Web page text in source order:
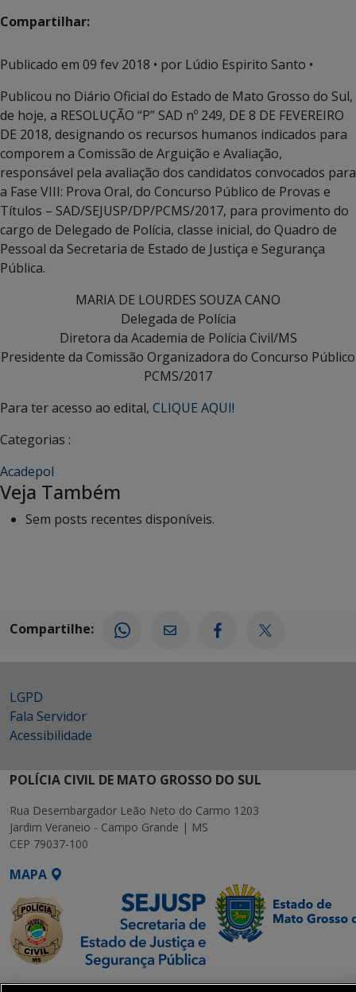
Compartilhar:
Publicado em 09 fev 2018 • por Lúdio Espirito Santo •
Publicou no Diário Oficial do Estado de Mato Grosso do Sul,
de hoje, a RESOLUÇÃO “P” SAD nº 249, DE 8 DE FEVEREIRO
DE 2018, designando os recursos humanos indicados para
comporem a Comissão de Arguição e Avaliação,
responsável pela avaliação dos candidatos convocados para
a Fase VIII: Prova Oral, do Concurso Público de Provas e
Títulos – SAD/SEJUSP/DP/PCMS/2017, para provimento do
cargo de Delegado de Polícia, classe inicial, do Quadro de
Pessoal da Secretaria de Estado de Justiça e Segurança
Pública.
MARIA DE LOURDES SOUZA CANO
Delegada de Polícia
Diretora da Academia de Polícia Civil/MS
Presidente da Comissão Organizadora do Concurso Público
PCMS/2017
Para ter acesso ao edital, CLIQUE AQUI!
Categorias :
Acadepol
Veja Também
Sem posts recentes disponíveis.
Compartilhe:
LGPD
Fala Servidor
Acessibilidade
POLÍCIA CIVIL DE MATO GROSSO DO SUL
Rua Desembargador Leão Neto do Carmo 1203
Jardim Veraneio - Campo Grande | MS
CEP 79037-100
MAPA
SETDIG | Secretaria-